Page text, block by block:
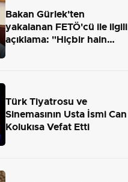
Bakan Gürlek'ten
yakalanan FETÖ'cü ile ilgili
açıklama: "Hiçbir hain
Türk Tiyatrosu ve
Sinemasının Usta İsmi Can
Kolukısa Vefat Etti